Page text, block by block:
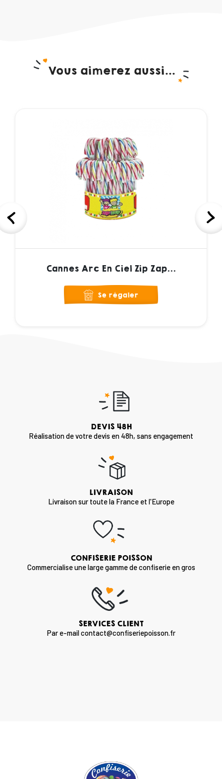
Vous aimerez aussi...
Cannes Arc En Ciel Zip Zap...
Se régaler
DEVIS 48H
Réalisation de votre devis en 48h, sans engagement
LIVRAISON
Livraison sur toute la France et l'Europe
CONFISERIE POISSON
Commercialise une large gamme de confiserie en gros
SERVICES CLIENT
Par e-mail contact@confiseriepoisson.fr